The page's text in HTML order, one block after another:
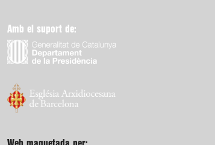
Amb el suport de: